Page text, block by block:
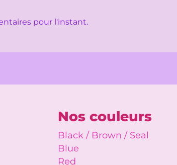
pour l'instant.
Nos couleurs
Black / Brown / Seal
Blue
Red